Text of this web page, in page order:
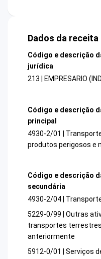
Dados da receita
Código e descrição
jurídica
213 | EMPRESARIO
Código e descrição
principal
4930-2/01 |
produtos perigosos e
Código e descrição
secundária
4930-2/04 |
5229-0/99 | Outras
transportes
anteriormente
5912-0/01 | Serviços